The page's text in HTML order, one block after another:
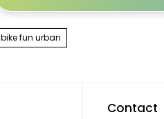
bike fun urban
Contact